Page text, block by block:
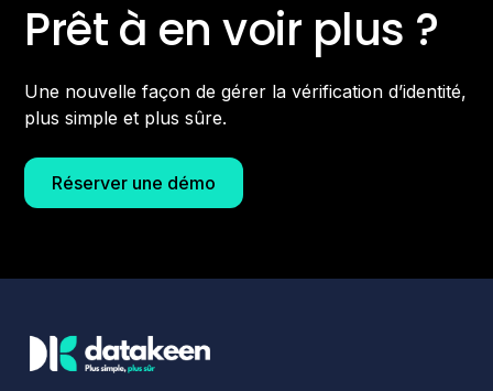
Prêt à en voir plus ?
Une nouvelle façon de gérer la vérification d’identité,
plus simple et plus sûre.
Réserver une démo